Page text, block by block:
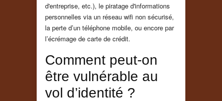
d'entreprise, etc.), le piratage d'informations
personnelles via un réseau wifi non sécurisé,
la perte d’un téléphone mobile, ou encore par
l’écrémage de carte de crédit.
Comment peut-on
être vulnérable au
vol d’identité ?